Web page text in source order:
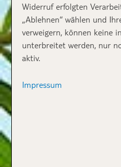
Widerruf erfolgten
„Ablehnen“ wählen und
verweigern, können keine
unterbreitet werden, nur
aktiv.
Impressum